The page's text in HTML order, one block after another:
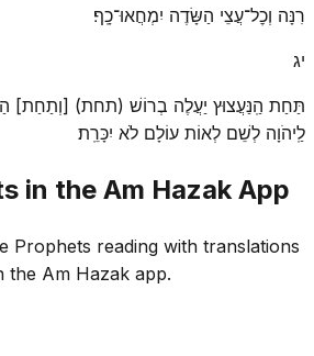
רִנָּה וְכׇל־עֲצֵי הַשָּׂדֶה יִמְחֲאוּ־כָֽף׃
יג
תַּחַת הַֽנַּעֲצוּץ יַעֲלֶה בְרוֹשׁ (תחת) [וְתַחַת]
לַֽיהֹוָה לְשֵׁם לְאוֹת עוֹלָם לֹא יִכָּרֵֽת׃
in the Am Hazak App
Prophets reading with translations
the Am Hazak app.